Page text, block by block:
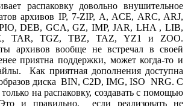
распаковку довольно внушительное
архивов IP, 7-ZIP, A, ACE, ARC, ARJ,
DEB, GCA, GZ, IMP, JAR, LHA , LIB,
TAR, TGZ, TBZ, TAZ, YZ1 и ZOO.
архивов вообще не встречал в своей
приятна поддержки, может когда-то и
Как приятная дополнения доступна
диска BIN, C2D, IMG, ISO NRG. С
на распаковку, создавать с помощью
и правильно, если реализовать не